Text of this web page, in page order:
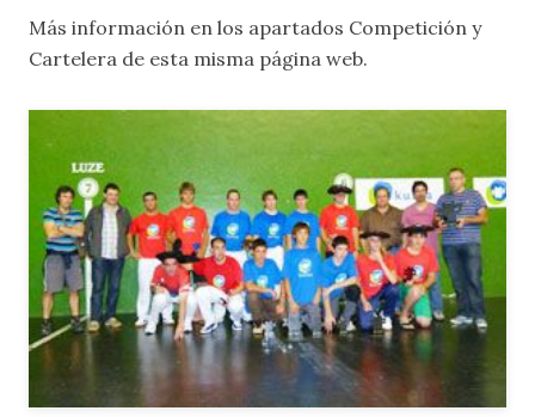
Más información en los apartados Competición y
Cartelera de esta misma página web.